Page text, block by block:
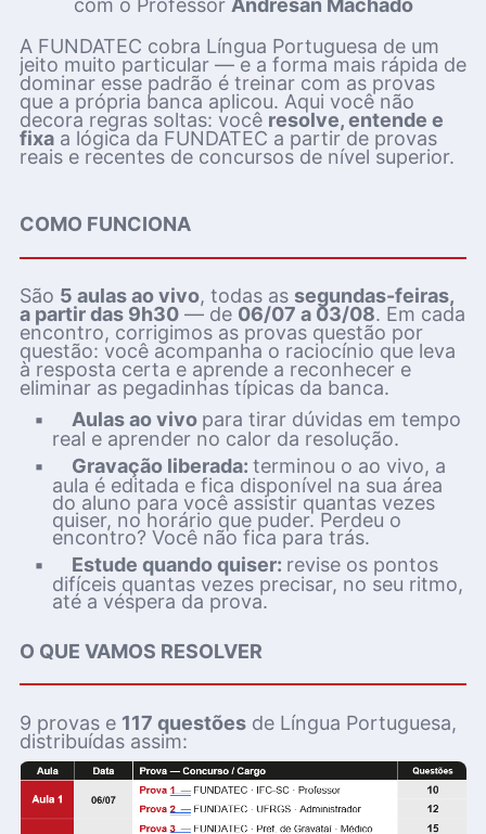
com o Professor Andresan Machado
A FUNDATEC cobra Língua Portuguesa de um
jeito muito particular — e a forma mais rápida de
dominar esse padrão é treinar com as provas
que a própria banca aplicou. Aqui você não
decora regras soltas: você resolve, entende e
fixaa lógica da FUNDATEC a partir de provas
reais e recentes de concursos de nível superior.
COMO FUNCIONA
São 5 aulas ao vivo, todas as segundas-feiras,
a partir das 9h30— de 06/07 a 03/08. Em cada
encontro, corrigimos as provas questão por
questão: você acompanha o raciocínio que leva
à resposta certa e aprende a reconhecer e
eliminar as pegadinhas típicas da banca.
▪
Aulas ao vivo para tirar dúvidas em tempo
real e aprender no calor da resolução.
▪
Gravação liberada: terminou o ao vivo, a
aula é editada e fica disponível na sua área
do aluno para você assistir quantas vezes
quiser, no horário que puder. Perdeu o
encontro? Você não fica para trás.
▪
Estude quando quiser: revise os pontos
difíceis quantas vezes precisar, no seu ritmo,
até a véspera da prova.
O QUE VAMOS RESOLVER
9 provas e 117 questõesde Língua Portuguesa,
distribuídas assim: